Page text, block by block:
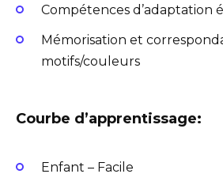
Compétences d’adaptation
Mémorisation et
motifs/couleurs
Courbe d’apprentissage:
Enfant – Facile